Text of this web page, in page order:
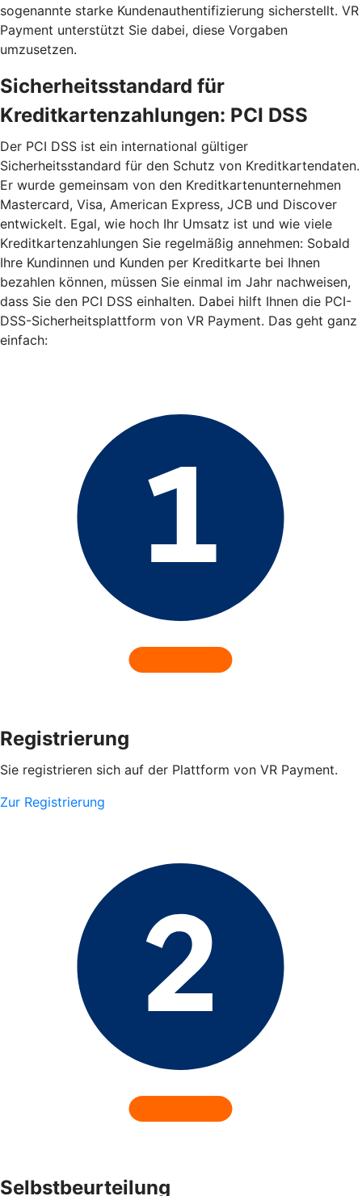
sogenannte starke Kundenauthentifizierung sicherstellt. VR
Payment unterstützt Sie dabei, diese Vorgaben
umzusetzen.
Sicherheitsstandard für
Kreditkartenzahlungen: PCI DSS
Der PCI DSS ist ein international gültiger
Sicherheitsstandard für den Schutz von Kreditkartendaten.
Er wurde gemeinsam von den Kreditkartenunternehmen
Mastercard, Visa, American Express, JCB und Discover
entwickelt. Egal, wie hoch Ihr Umsatz ist und wie viele
Kreditkartenzahlungen Sie regelmäßig annehmen: Sobald
Ihre Kundinnen und Kunden per Kreditkarte bei Ihnen
bezahlen können, müssen Sie einmal im Jahr nachweisen,
dass Sie den PCI DSS einhalten. Dabei hilft Ihnen die PCI-
DSS-Sicherheitsplattform von VR Payment. Das geht ganz
einfach:
Registrierung
Sie registrieren sich auf der Plattform von VR Payment.
Zur Registrierung
Selbstbeurteilung